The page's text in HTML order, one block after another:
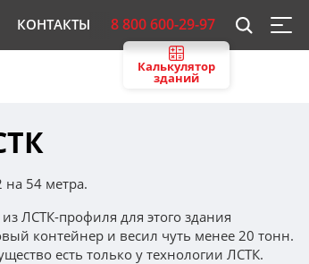
КОНТАКТЫ 8 800 600-29-97
Калькулятор
зданий
на 54 метра.
ЛСТК-профиля для этого здания
контейнер и весил чуть менее 20 тонн.
есть только у технологии ЛСТК.